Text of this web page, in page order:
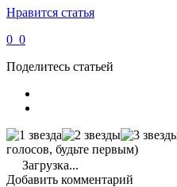
Нравится статья
0 0
Поделитесь статьей
голосов, будьте первым)
Загрузка...
Добавить комментарий